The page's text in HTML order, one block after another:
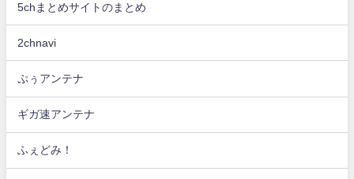
5chまとめサイトのまとめ
2chnavi
ぷぅアンテナ
ギガ速アンテナ
ふぇどみ！